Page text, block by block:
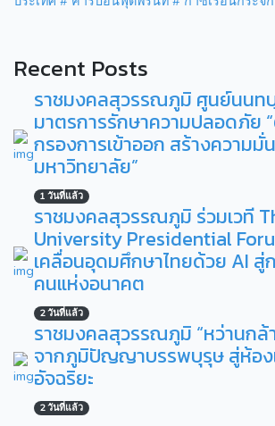
Recent Posts
ราชมงคลสุวรรณภูมิ ศูนย์นนท
มาตรการรักษาความปลอดภัย
กรองการเข้าออก สร้างความมั่
มหาวิทยาลัย”
1 วันที่แล้ว
ราชมงคลสุวรรณภูมิ ร่วมเวที
University Presidential
เคลื่อนอุดมศึกษาไทยด้วย AI
คนแห่งอนาคต
2 วันที่แล้ว
ราชมงคลสุวรรณภูมิ “หว่านกล้
จากภูมิปัญญาบรรพบุรุษ สู่ห้อง
อัจฉริยะ
2 วันที่แล้ว